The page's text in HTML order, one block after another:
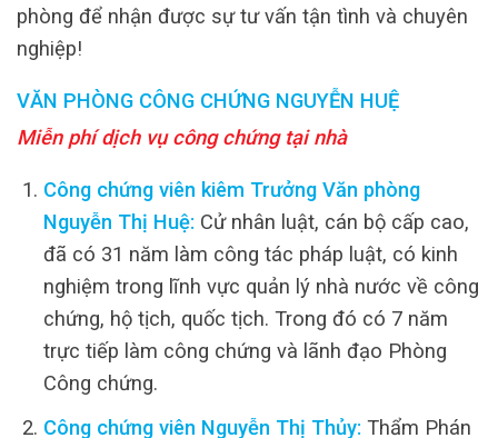
phòng để nhận được sự tư vấn tận tình và chuyên
nghiệp!
VĂN PHÒNG CÔNG CHỨNG NGUYỄN HUỆ
Miễn phí dịch vụ công chứng tại nhà
Công chứng viên kiêm Trưởng Văn phòng
Nguyễn Thị Huệ: Cử nhân luật, cán bộ cấp cao,
đã có 31 năm làm công tác pháp luật, có kinh
nghiệm trong lĩnh vực quản lý nhà nước về công
chứng, hộ tịch, quốc tịch. Trong đó có 7 năm
trực tiếp làm công chứng và lãnh đạo Phòng
Công chứng.
Công chứng viên Nguyễn Thị Thủy: Thẩm Phán